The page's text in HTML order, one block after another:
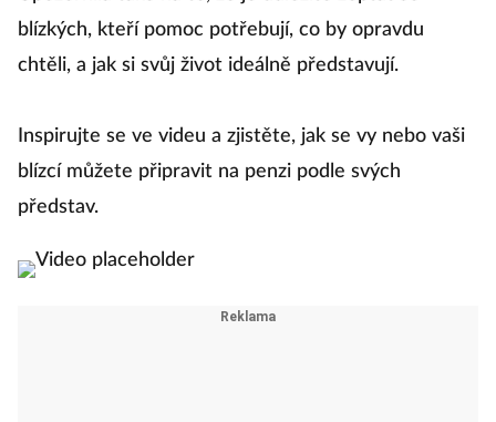
blízkých, kteří pomoc potřebují, co by opravdu
chtěli, a jak si svůj život ideálně představují.
Inspirujte se ve videu a zjistěte, jak se vy nebo vaši
blízcí můžete připravit na penzi podle svých
představ.